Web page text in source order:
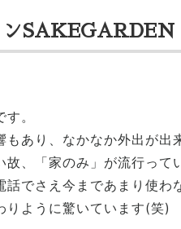
ンSAKEGARDEN
。
もあり、なかなか外出が出
故、「家のみ」が流行っ
話でさえ今まであまり使
りように驚いています(笑)